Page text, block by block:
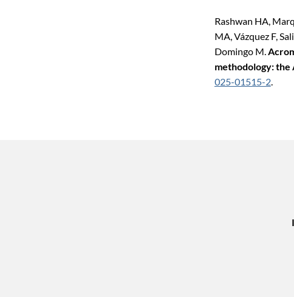
Rashwan HA,
MA, Vázquez F,
Domingo M.
methodology: the
025-01515-2.